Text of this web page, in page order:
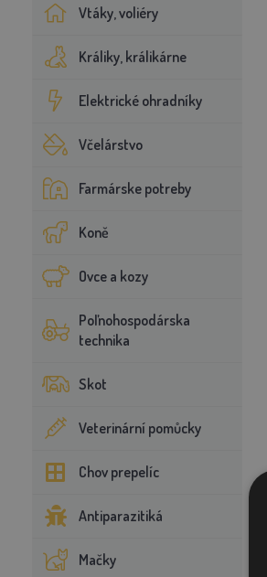
Vtáky, voliéry
Králiky, králikárne
Elektrické ohradníky
Včelárstvo
Farmárske potreby
Koně
Ovce a kozy
Poľnohospodárska
technika
Skot
Veterinární pomůcky
Chov prepelíc
Antiparazitiká
Mačky